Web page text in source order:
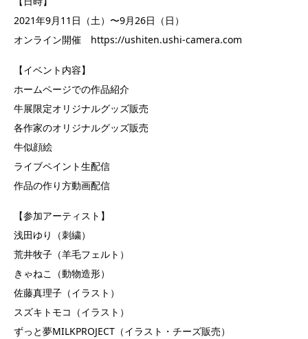
2021年9月11日（土）〜9月26日（日）
オンライン開催 https://ushiten.ushi-camera.com
【イベント内容】
ホームページでの作品紹介
牛展限定オリジナルグッズ販売
各作家のオリジナルグッズ販売
牛似顔絵
ライブペイント生配信
作品の作り方動画配信
【参加アーティスト】
浅田ゆり（刺繍）
荒井牧子（羊毛フェルト）
きゃねこ（動物造形）
佐藤真理子（イラスト）
スズキトモコ（イラスト）
ずっと夢MILKPROJECT（イラスト・チーズ販売）